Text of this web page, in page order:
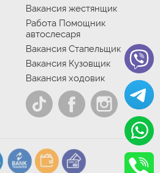
Вакансия жестянщик
Работа Помощник
автослесаря
Вакансия Стапельщик
Вакансия Кузовщик
Вакансия ходовик